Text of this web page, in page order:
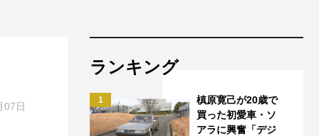
07日
ランキング
1
槙原寛己が20歳で
買った初愛車・ソ
アラに興奮「デジ